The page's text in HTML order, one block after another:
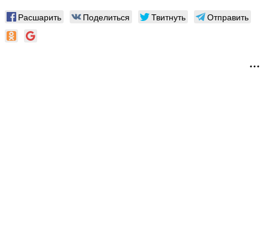
Расшарить Поделиться Твитнуть Отправить